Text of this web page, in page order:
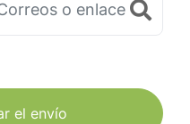
el envío